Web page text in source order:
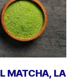
MATCHA, LA